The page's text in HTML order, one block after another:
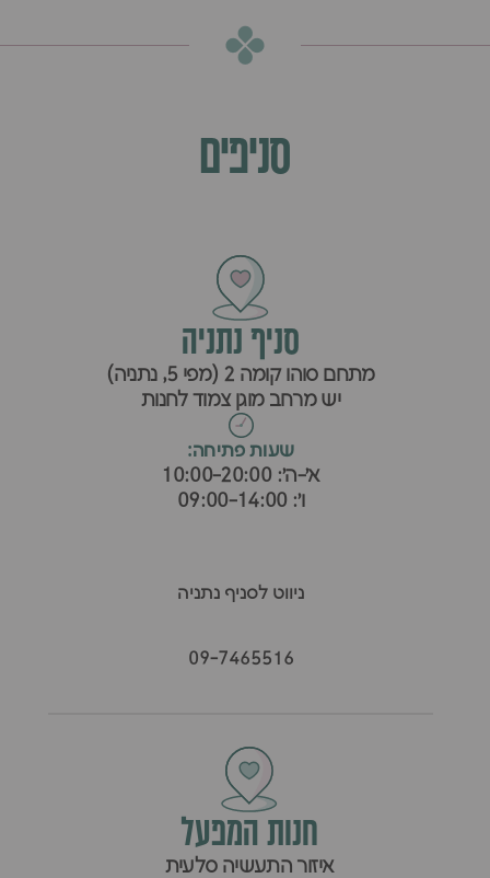
סניפים
סניף נתניה
מתחם סוהו קומה 2 (מפי 5, נתניה)
יש מרחב מוגן צמוד לחנות
שעות פתיחה:
א׳-ה׳: 10:00-20:00
ו׳: 09:00-14:00
ניווט לסניף נתניה
09-7465516
חנות המפעל
איזור התעשיה סלעית